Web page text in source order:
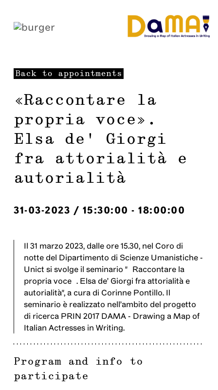
Back to appointments
«Raccontare la
propria voce».
Elsa de’ Giorgi
fra attorialità e
autorialità
31-03-2023 / 15:30:00 - 18:00:00
Il 31 marzo 2023, dalle ore 15.30, nel Coro di
notte del Dipartimento di Scienze Umanistiche -
Unict si svolge il seminario "«Raccontare la
propria voce». Elsa de’ Giorgi fra attorialità e
autorialità", a cura di Corinne Pontillo. Il
seminario è realizzato nell’ambito del progetto
di ricerca PRIN 2017 DAMA - Drawing a Map of
Italian Actresses in Writing.
Program and info to
participate